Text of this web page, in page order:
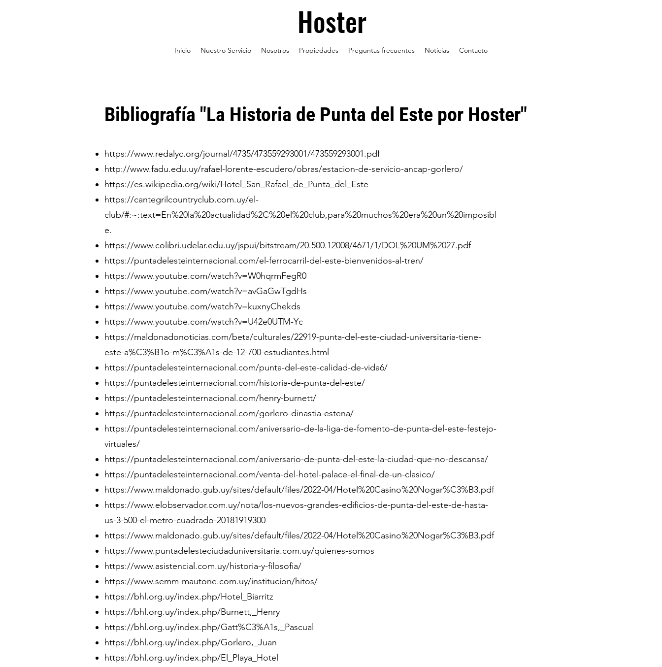
Hoster
Inicio Nuestro Servicio Nosotros Propiedades Preguntas frecuentes Noticias Contacto
Bibliografía "La Historia de Punta del Este por Hoster"
https://www.redalyc.org/journal/4735/473559293001/473559293001.pdf
http://www.fadu.edu.uy/rafael-lorente-escudero/obras/estacion-de-servicio-ancap-gorlero/
https://es.wikipedia.org/wiki/Hotel_San_Rafael_de_Punta_del_Este
https://cantegrilcountryclub.com.uy/el-
club/#:~:text=En%20la%20actualidad%2C%20el%20club,para%20muchos%20era%20un%20imposibl
e.
https://www.colibri.udelar.edu.uy/jspui/bitstream/20.500.12008/4671/1/DOL%20UM%2027.pdf
https://puntadelesteinternacional.com/el-ferrocarril-del-este-bienvenidos-al-tren/
https://www.youtube.com/watch?v=W0hqrmFegR0
https://www.youtube.com/watch?v=avGaGwTgdHs
https://www.youtube.com/watch?v=kuxnyChekds
https://www.youtube.com/watch?v=U42e0UTM-Yc
https://maldonadonoticias.com/beta/culturales/22919-punta-del-este-ciudad-universitaria-tiene-
este-a%C3%B1o-m%C3%A1s-de-12-700-estudiantes.html
https://puntadelesteinternacional.com/punta-del-este-calidad-de-vida6/
https://puntadelesteinternacional.com/historia-de-punta-del-este/
https://puntadelesteinternacional.com/henry-burnett/
https://puntadelesteinternacional.com/gorlero-dinastia-estena/
https://puntadelesteinternacional.com/aniversario-de-la-liga-de-fomento-de-punta-del-este-festejo-
virtuales/
https://puntadelesteinternacional.com/aniversario-de-punta-del-este-la-ciudad-que-no-descansa/
https://puntadelesteinternacional.com/venta-del-hotel-palace-el-final-de-un-clasico/
https://www.maldonado.gub.uy/sites/default/files/2022-04/Hotel%20Casino%20Nogar%C3%B3.pdf
https://www.elobservador.com.uy/nota/los-nuevos-grandes-edificios-de-punta-del-este-de-hasta-
us-3-500-el-metro-cuadrado-20181919300
https://www.maldonado.gub.uy/sites/default/files/2022-04/Hotel%20Casino%20Nogar%C3%B3.pdf
https://www.puntadelesteciudaduniversitaria.com.uy/quienes-somos
https://www.asistencial.com.uy/historia-y-filosofia/
https://www.semm-mautone.com.uy/institucion/hitos/
https://bhl.org.uy/index.php/Hotel_Biarritz
https://bhl.org.uy/index.php/Burnett,_Henry
https://bhl.org.uy/index.php/Gatt%C3%A1s,_Pascual
https://bhl.org.uy/index.php/Gorlero,_Juan
https://bhl.org.uy/index.php/El_Playa_Hotel